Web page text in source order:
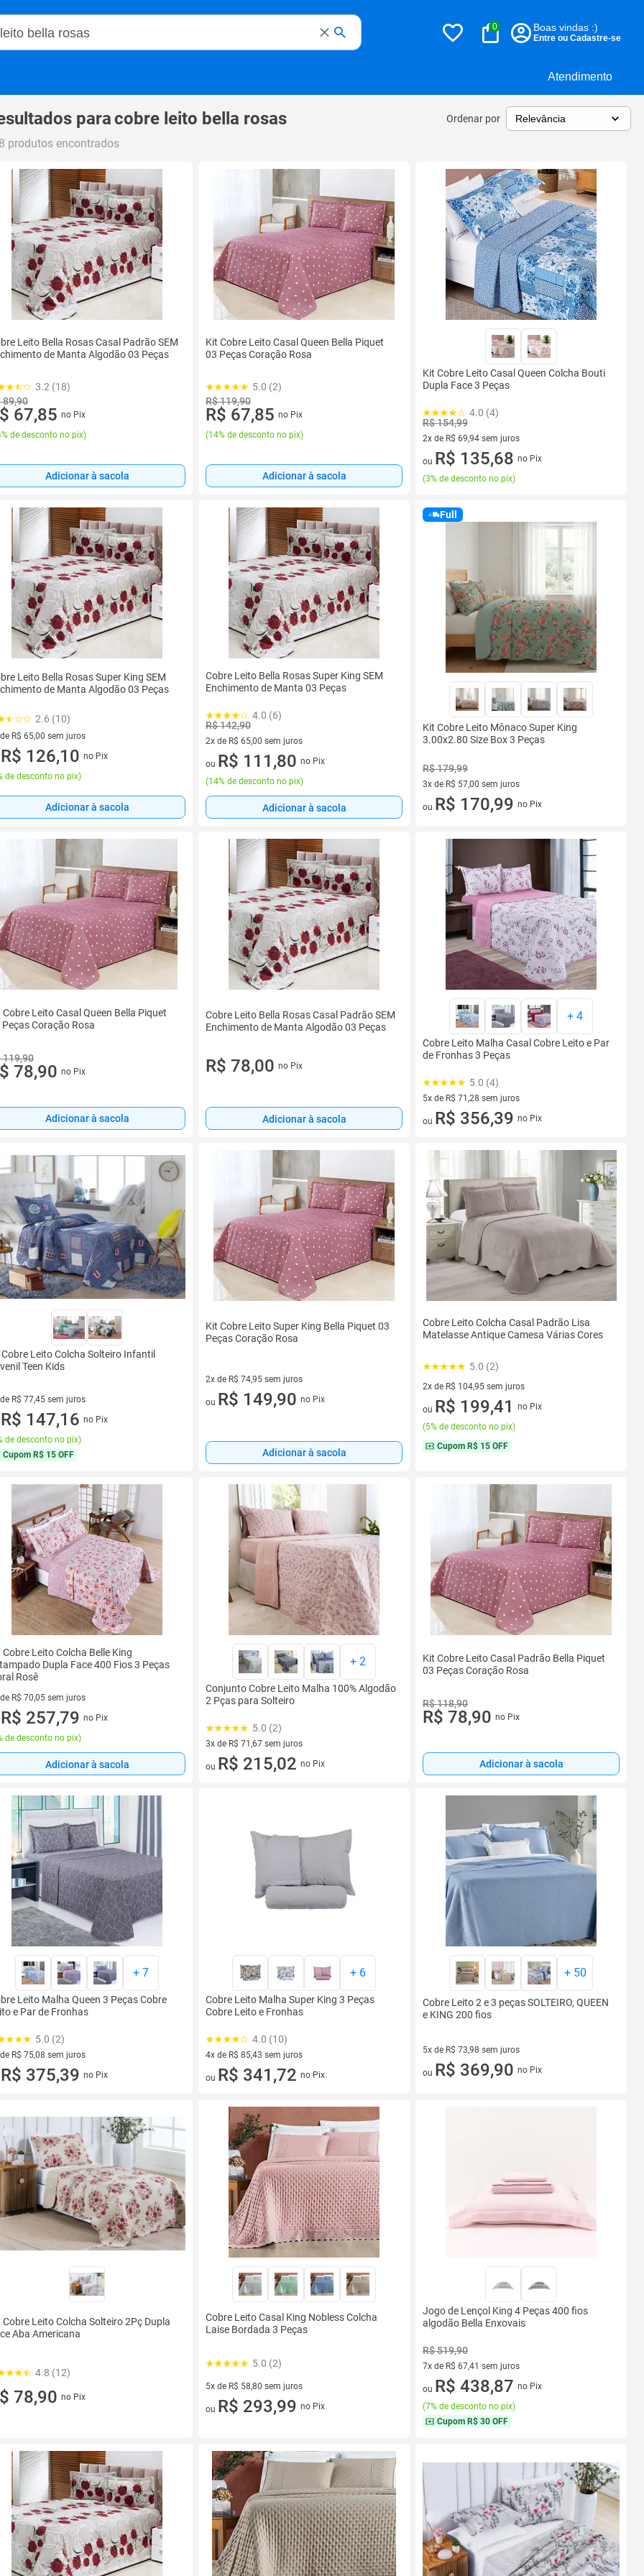
Atendimento
Magalu
0 Boas vindas :)
Entre ou Cadastre-se
paracobre leito bella rosas Ordenar por
produtos encontrados
Leito Bella Rosas Casal Padrão SEM
de Manta Algodão 03 Peças
3.2 (18)
89,90
67,85 no Pix
de desconto no pix)
Adicionar à sacola
Kit Cobre Leito Casal Queen Bella Piquet
03 Peças Coração Rosa
5.0 (2)
R$ 119,90
R$ 67,85 no Pix
(14% de desconto no pix)
Adicionar à sacola
Kit Cobre Leito Casal Queen Colcha Bouti
Dupla Face 3 Peças
4.0 (4)
R$ 154,99
2x de R$ 69,94 sem juros
2 vez de R$ 69,94 sem juros
ou R$ 135,68 no Pix
(3% de desconto no pix)
Leito Bella Rosas Super King SEM
de Manta Algodão 03 Peças
2.6 (10)
R$ 65,00 sem juros
de R$ 65,00 sem juros
R$ 126,10 no Pix
de desconto no pix)
Adicionar à sacola
Cobre Leito Bella Rosas Super King SEM
Enchimento de Manta 03 Peças
4.0 (6)
R$ 142,90
2x de R$ 65,00 sem juros
2 vez de R$ 65,00 sem juros
ou R$ 111,80 no Pix
(14% de desconto no pix)
Adicionar à sacola
Full
Kit Cobre Leito Mônaco Super King
3.00x2.80 Size Box 3 Peças
R$ 179,99
3x de R$ 57,00 sem juros
3 vez de R$ 57,00 sem juros
ou R$ 170,99 no Pix
Cobre Leito Casal Queen Bella Piquet
Peças Coração Rosa
119,90
78,90 no Pix
Adicionar à sacola
Cobre Leito Bella Rosas Casal Padrão SEM
Enchimento de Manta Algodão 03 Peças
R$ 78,00 no Pix
Adicionar à sacola
+ 4
Cobre Leito Malha Casal Cobre Leito e Par
de Fronhas 3 Peças
5.0 (4)
5x de R$ 71,28 sem juros
5 vez de R$ 71,28 sem juros
ou R$ 356,39 no Pix
Cobre Leito Colcha Solteiro Infantil
Teen Kids
R$ 77,45 sem juros
de R$ 77,45 sem juros
R$ 147,16 no Pix
de desconto no pix)
Cupom R$ 15 OFF
Kit Cobre Leito Super King Bella Piquet 03
Peças Coração Rosa
2x de R$ 74,95 sem juros
2 vez de R$ 74,95 sem juros
ou R$ 149,90 no Pix
Adicionar à sacola
Cobre Leito Colcha Casal Padrão Lisa
Matelasse Antique Camesa Várias Cores
5.0 (2)
2x de R$ 104,95 sem juros
2 vez de R$ 104,95 sem juros
ou R$ 199,41
no Pix
(5% de desconto no pix)
Cupom R$ 15 OFF
Cobre Leito Colcha Belle King
Dupla Face 400 Fios 3 Peças
Rosê
R$ 70,05 sem juros
de R$ 70,05 sem juros
R$ 257,79 no Pix
de desconto no pix)
Adicionar à sacola
+ 2
Conjunto Cobre Leito Malha 100% Algodão
2 Pças para Solteiro
5.0 (2)
3x de R$ 71,67 sem juros
3 vez de R$ 71,67 sem juros
ou R$ 215,02 no Pix
Kit Cobre Leito Casal Padrão Bella Piquet
03 Peças Coração Rosa
R$ 118,90
R$ 78,90 no Pix
Adicionar à sacola
+ 7
Leito Malha Queen 3 Peças Cobre
e Par de Fronhas
5.0 (2)
R$ 75,08 sem juros
de R$ 75,08 sem juros
R$ 375,39 no Pix
+ 6
Cobre Leito Malha Super King 3 Peças
Cobre Leito e Fronhas
4.0 (10)
4x de R$ 85,43 sem juros
4 vez de R$ 85,43 sem juros
ou R$ 341,72 no Pix
+ 50
Cobre Leito 2 e 3 peças SOLTEIRO, QUEEN
e KING 200 fios
5x de R$ 73,98 sem juros
5 vez de R$ 73,98 sem juros
ou R$ 369,90 no Pix
Cobre Leito Colcha Solteiro 2Pç Dupla
Aba Americana
4.8 (12)
78,90 no Pix
Cobre Leito Casal King Nobless Colcha
Laise Bordada 3 Peças
5.0 (2)
5x de R$ 58,80 sem juros
5 vez de R$ 58,80 sem juros
ou R$ 293,99 no Pix
Jogo de Lençol King 4 Peças 400 fios
algodão Bella Enxovais
R$ 519,90
7x de R$ 67,41 sem juros
7 vez de R$ 67,41 sem juros
ou R$ 438,87 no Pix
(7% de desconto no pix)
Cupom R$ 30 OFF